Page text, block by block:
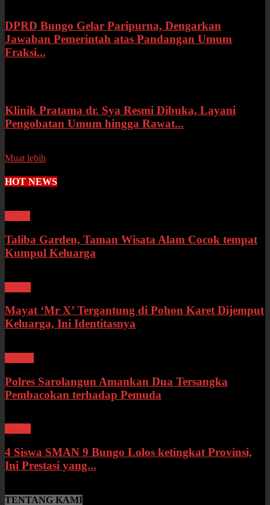
DPRD Bungo Gelar Paripurna, Dengarkan
Jawaban Pemerintah atas Pandangan Umum
Fraksi...
Klinik Pratama dr. Sya Resmi Dibuka, Layani
Pengobatan Umum hingga Rawat...
Muat lebih
HOT NEWS
Taliba Garden, Taman Wisata Alam Cocok tempat
Kumpul Keluarga
Mayat ‘Mr X’ Tergantung di Pohon Karet Dijemput
Keluarga, Ini Identitasnya
Polres Sarolangun Amankan Dua Tersangka
Pembacokan terhadap Pemuda
4 Siswa SMAN 9 Bungo Lolos ketingkat Provinsi,
Ini Prestasi yang...
TENTANG KAMI